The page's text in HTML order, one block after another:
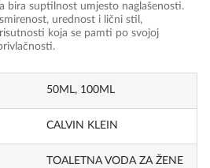
bira suptilnost umjesto naglašenosti.
urednost i lični stil,
koja se pamti po svojoj
50ML, 100ML
CALVIN KLEIN
TOALETNA VODA ZA ŽENE